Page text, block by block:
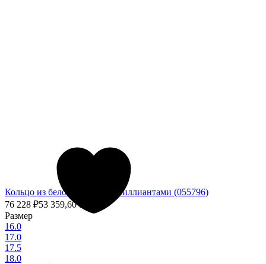
Кольцо из белого золота с бриллиантами (055796)
76 228 ₽53 359,60₽
Размер
16.0
17.0
17.5
18.0